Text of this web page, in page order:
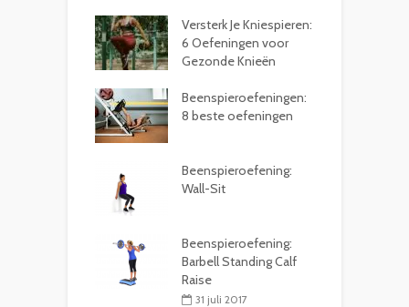
Versterk Je Kniespieren:
6 Oefeningen voor
Gezonde Knieën
Beenspieroefeningen:
8 beste oefeningen
Beenspieroefening:
Wall-Sit
Beenspieroefening:
Barbell Standing Calf
Raise
31 juli 2017